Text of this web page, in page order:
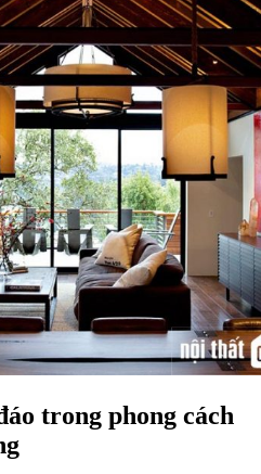
trong phong cách